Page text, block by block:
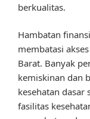
berkualitas.
Hambatan
membatasi
Barat. Banyak
kemiskinan dan
kesehatan dasar
fasilitas